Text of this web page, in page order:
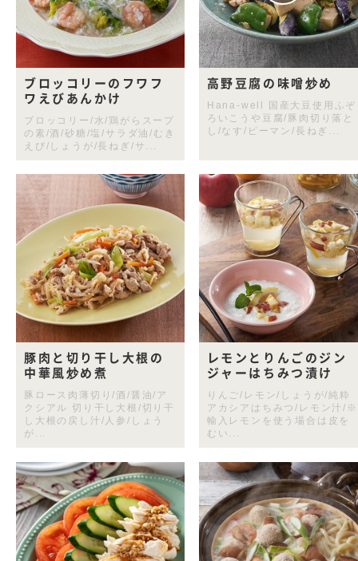
ブロッコリーのフワフ
ワえびあんかけ
ブロッコリー/水/鶏がらスープ
の素/酒/砂糖/塩/サラダ油/むき
えび/しょうが/長ねぎ/サ...
高野豆腐の味噌炒め
Hana-well 国産大豆使用ふぞ
ろいこうや豆腐/豚肉切り落と
し/なす/ピーマン/長ねぎ...
豚肉と切り干し大根の
中華風炒め煮
豚ロース肉薄切り/酒/醤油/ア
クシアル 切り干し大根/切り干
し大根の戻し汁/人参/しょう
が...
レモンとりんごのジン
ジャーはちみつ漬け
りんご/レモン/しょうが/純粋
アカシアはちみつ/レモン汁/※
輸入レモンを使う場合は皮を
むい...